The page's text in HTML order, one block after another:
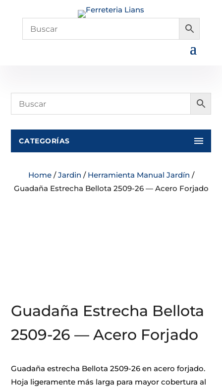
CATEGORÍAS
Home/Jardin / Herramienta Manual Jardín /
Guadaña Estrecha Bellota 2509-26 — Acero Forjado
Guadaña Estrecha Bellota
2509-26 — Acero Forjado
Guadaña estrecha Bellota 2509-26 en acero forjado.
Hoja ligeramente más larga para mayor cobertura al